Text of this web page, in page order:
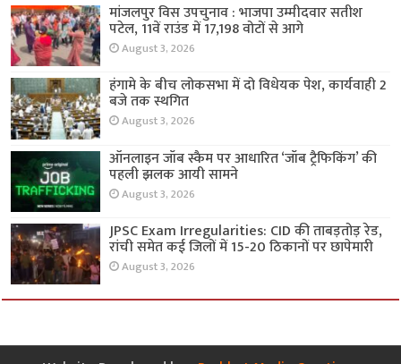
मांजलपुर विस उपचुनाव : भाजपा उम्मीदवार सतीश
पटेल, 11वें राउंड में 17,198 वोटों से आगे
August 3, 2026
हंगामे के बीच लोकसभा में दो विधेयक पेश, कार्यवाही 2
बजे तक स्थगित
August 3, 2026
ऑनलाइन जॉब स्कैम पर आधारित ‘जॉब ट्रैफिकिंग’ की
पहली झलक आयी सामने
August 3, 2026
JPSC Exam Irregularities: CID की ताबड़तोड़ रेड,
रांची समेत कई जिलों में 15-20 ठिकानों पर छापेमारी
August 3, 2026